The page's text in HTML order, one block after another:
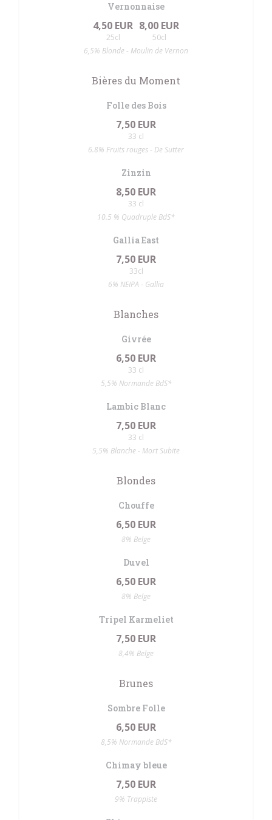
Vernonnaise
4,50 EUR
25cl
8,00 EUR
50cl
6,5% Blonde - Moulin de Vernon
Bières du Moment
Folle des Bois
7,50 EUR
33 cl
6.8% Fruits rouges - De Sutter
Zinzin
8,50 EUR
33 cl
10.5 % Quadruple BdS*
Gallia East
7,50 EUR
33cl
6% NEIPA - Gallia
Blanches
Givrée
6,50 EUR
33 cl
5,5% Normande BdS*
Lambic Blanc
7,50 EUR
33 cl
5,5% Blanche - Mort Subite
Blondes
Chouffe
6,50 EUR
8% Belge
Duvel
6,50 EUR
8% Belge
Tripel Karmeliet
7,50 EUR
8,4% Belge
Brunes
Sombre Folle
6,50 EUR
8,5% Normande BdS*
Chimay bleue
7,50 EUR
9% Trappiste